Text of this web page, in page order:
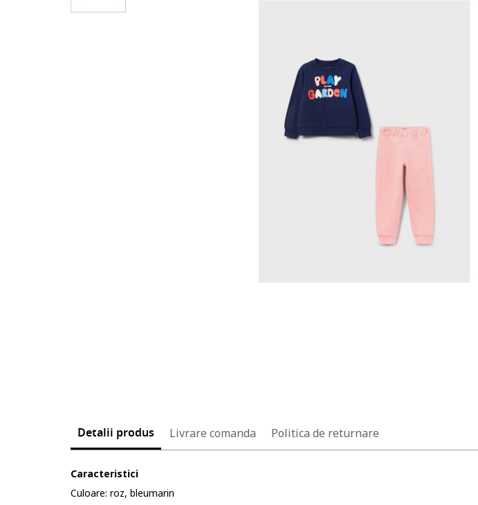
Detalii produs Livrare comanda Politica de returnare
Caracteristici
Culoare: roz, bleumarin